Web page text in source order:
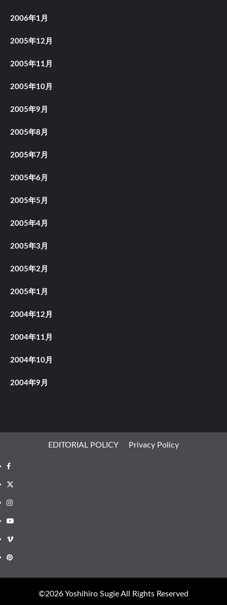
2006年1月
2005年12月
2005年11月
2005年10月
2005年9月
2005年8月
2005年7月
2005年6月
2005年5月
2005年4月
2005年3月
2005年2月
2005年1月
2004年12月
2004年11月
2004年10月
2004年9月
EDITORIAL POLICY Privacy Policy
Facebook
X
Instagram
Youtube
Vimeo
Pinterest
©︎2026 Yoshihiro Sugie All Rights Reserved